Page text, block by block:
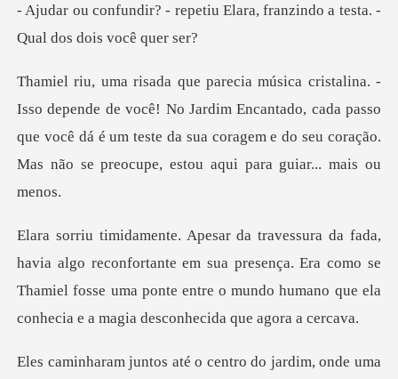
tiu Elara, franzindo a testa.
cê! No Jardim Encantado, cada passo
que você dá é um teste da sua coragem e
nfortante em sua presença. Era como se
Thamiel fosse uma ponte entre o